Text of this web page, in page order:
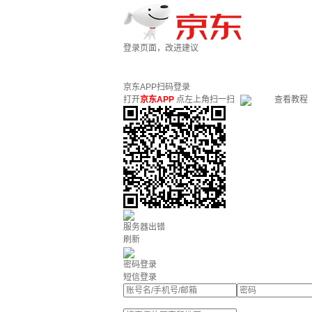
登录页面，改进建议
京东APP扫码登录
打开京东APP 点左上角扫一扫 查看教程
服务器出错
刷新
密码登录
短信登录